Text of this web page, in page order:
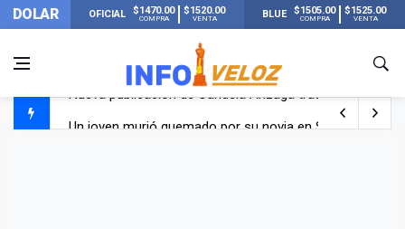
DOLAR OFICIAL $1470.00
COMPRA
$1520.00
VENTA BLUE $1505.00
COMPRA
$1525.00
VENTA
Un joven murió quemado por su novia en San Luis: